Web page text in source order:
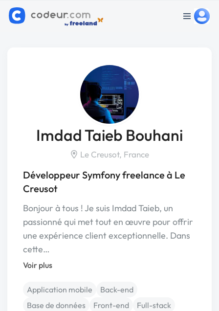
Imdad Taieb Bouhani
Le Creusot, France
Développeur Symfony freelance à Le
Creusot
Bonjour à tous ! Je suis Imdad Taieb, un
passionné qui met tout en œuvre pour offrir
une expérience client exceptionnelle. Dans
cette…
Voir plus
Application mobile
Back-end
Base de données
Front-end
Full-stack